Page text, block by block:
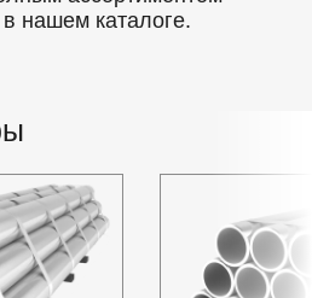
в нашем каталоге.